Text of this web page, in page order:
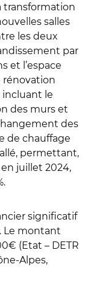
transformation
salles
les deux
par
et l’espace
rénovation
incluant le
des murs et
des
de chauffage
permettant,
juillet 2024,
significatif
Le montant
(Etat – DETR
Alpes,